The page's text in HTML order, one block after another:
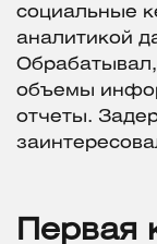
социальные
аналитикой
объемы
отчеты.
Первая